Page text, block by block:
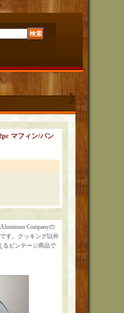
マフィン/パン
Companyの
す。クッキング以外
るビンテージ商品で